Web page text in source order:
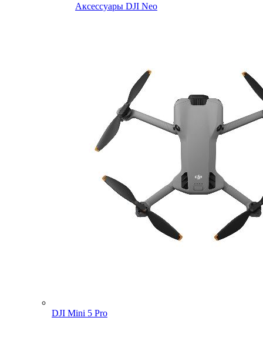
Аксессуары DJI Neo
DJI Mini 5 Pro